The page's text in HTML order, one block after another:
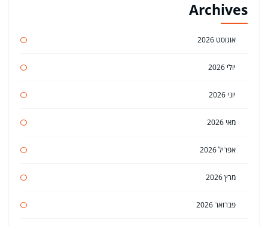
Archives
אוגוסט 2026
יולי 2026
יוני 2026
מאי 2026
אפריל 2026
מרץ 2026
פברואר 2026